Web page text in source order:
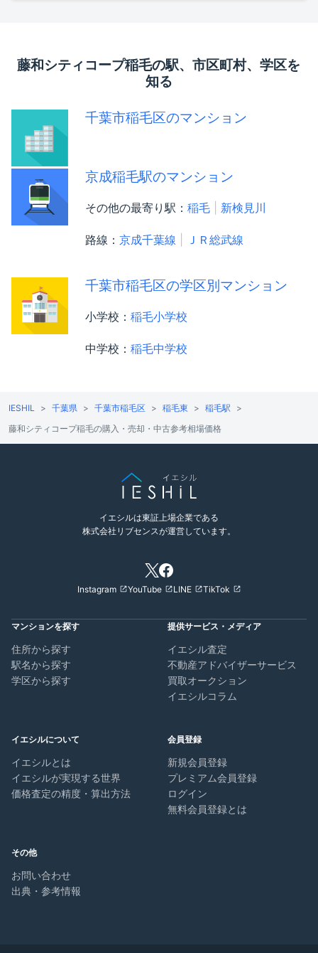
藤和シティコープ稲毛の駅、市区町村、学区を
知る
千葉市稲毛区のマンション
京成稲毛駅のマンション
その他の最寄り駅： 稲毛 新検見川
路線： 京成千葉線 ＪＲ総武線
千葉市稲毛区の学区別マンション
小学校： 稲毛小学校
中学校： 稲毛中学校
IESHIL 千葉県 千葉市稲毛区 稲毛東
稲毛駅
藤和シティコープ稲毛の購入・売却・中古参考相場価格
イエシルは東証上場企業である
株式会社リブセンスが運営しています。
Instagram YouTube LINE TikTok
マンションを探す
住所から探す
駅名から探す
学区から探す
提供サービス・メディア
イエシル査定
不動産アドバイザーサービス
買取オークション
イエシルコラム
イエシルについて
イエシルとは
イエシルが実現する世界
価格査定の精度・算出方法
会員登録
新規会員登録
プレミアム会員登録
ログイン
無料会員登録とは
その他
お問い合わせ
出典・参考情報